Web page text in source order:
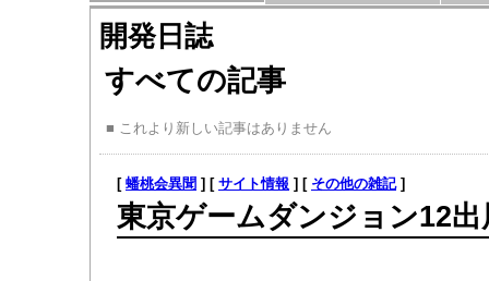
開発日誌
すべての記事
■ これより新しい記事はありません
[ 蟠桃会異聞 ] [ サイト情報 ] [ その他の雑記]
東京ゲームダンジョン12